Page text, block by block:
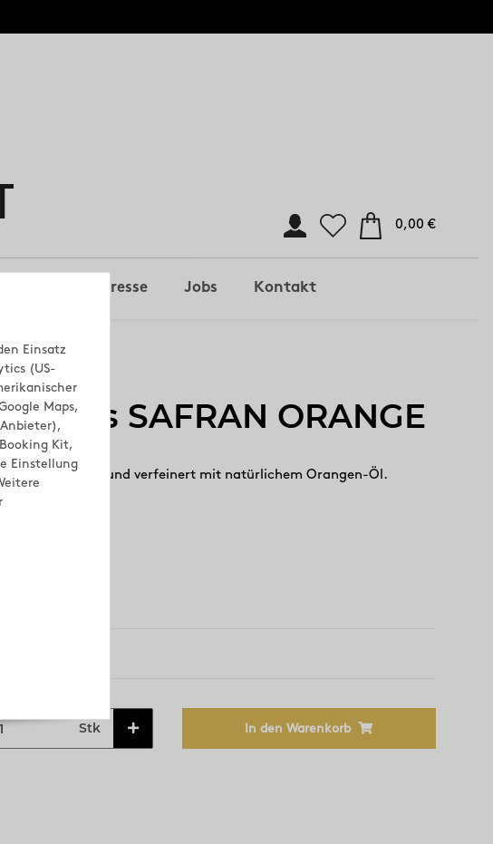
0,00 €
Presse Jobs Kontakt
SAFRAN ORANGE
aus Leogang und verfeinert mit natürlichem Orangen-Öl.
Stk In den Warenkorb
Einsatz
(US-
Maps,
Anbieter),
Kit,
Einstellung